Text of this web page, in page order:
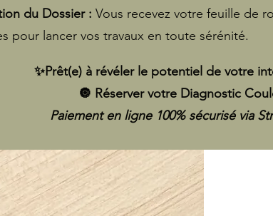
du Dossier : Vous recevez votre feuille de
pour lancer vos travaux en toute sérénité.
✨Prêt(e) à révéler le potentiel de votre
🔘 Réserver votre Diagnostic
Paiement en ligne 100% sécurisé via